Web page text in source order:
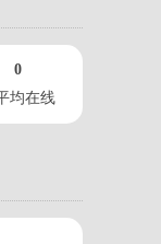
曹的谎
0
均在线